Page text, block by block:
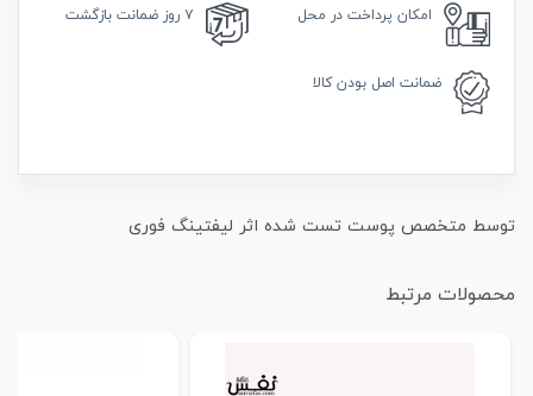
امکان پرداخت در محل ۷ روز ضمانت بازگشت
ضمانت اصل بودن کالا
توسط متخصص پوست تست شده اثر لیفتینگ فوری
محصولات مرتبط